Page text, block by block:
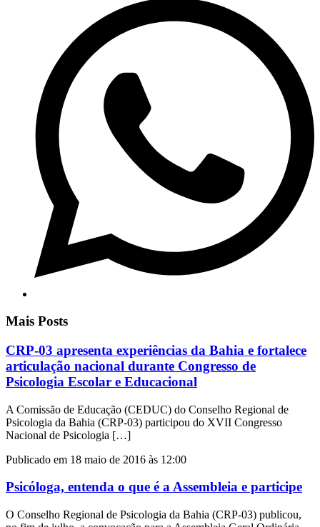
Mais Posts
CRP-03 apresenta experiências da Bahia e fortalece
articulação nacional durante Congresso de
Psicologia Escolar e Educacional
A Comissão de Educação (CEDUC) do Conselho Regional de
Psicologia da Bahia (CRP-03) participou do XVII Congresso
Nacional de Psicologia […]
Publicado em 18 maio de 2016 às 12:00
Psicóloga, entenda o que é a Assembleia e participe
O Conselho Regional de Psicologia da Bahia (CRP-03) publicou,